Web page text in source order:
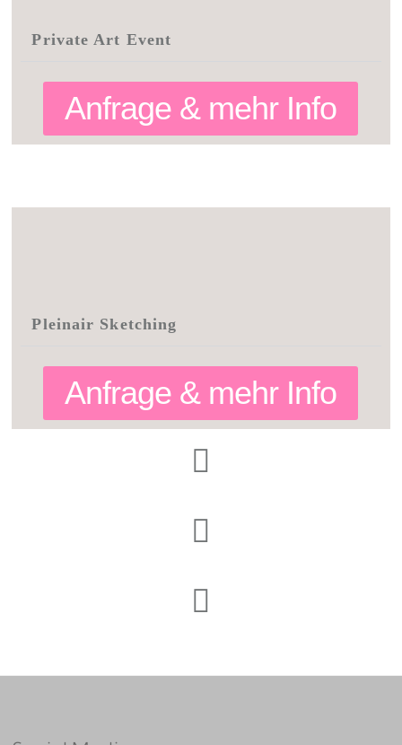
Private Art Event
Anfrage & mehr Info
Pleinair Sketching
Anfrage & mehr Info